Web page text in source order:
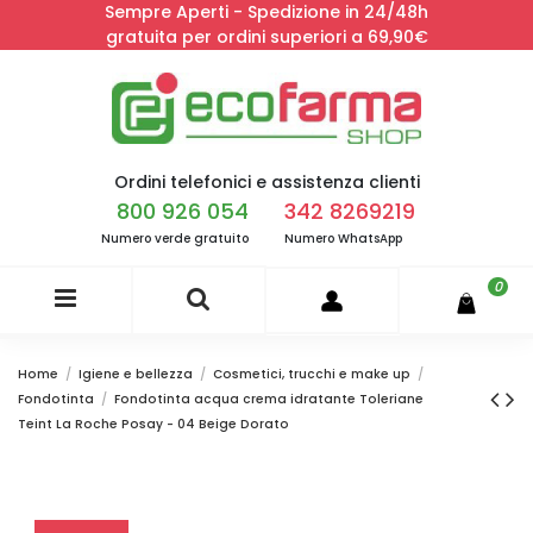
Sempre Aperti - Spedizione in 24/48h
gratuita per ordini superiori a 69,90€
Ordini telefonici e assistenza clienti
800 926 054
Numero verde gratuito
342 8269219
Numero WhatsApp
0
Home Igiene e bellezza
Cosmetici, trucchi e make up
Fondotinta
Fondotinta acqua crema idratante Toleriane
Teint La Roche Posay - 04 Beige Dorato